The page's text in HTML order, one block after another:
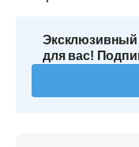
Эксклюзивный
для вас!